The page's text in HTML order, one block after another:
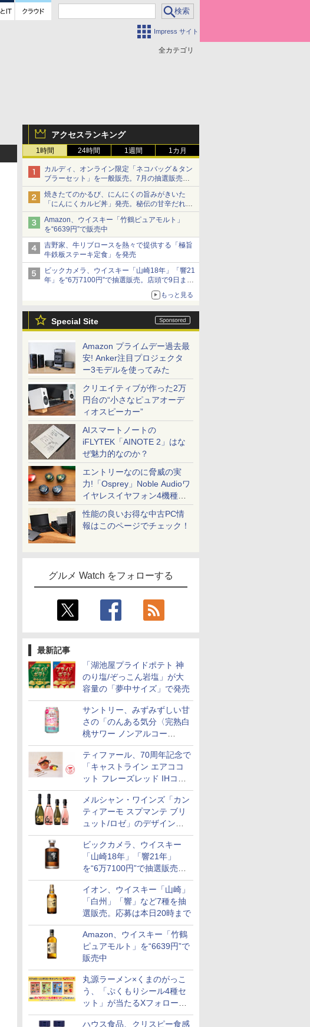
Impress サイト
全カテゴリ
アクセスランキング
1時間 24時間 1週間 1カ月
カルディ、オンライン限定「ネコバッグ＆タン
ブラーセット」を一般販売。7月の抽選販売の
当選無効分
焼きたてのかるび、にんにくの旨みがきいた
「にんにくカルビ丼」発売。秘伝の甘辛だれを
絡めた「豚カルビ丼」も復活
Amazon、ウイスキー「竹鶴ピュアモルト」
を“6639円”で販売中
吉野家、牛リブロースを熱々で提供する「極旨
牛鉄板ステーキ定食」を発売
ビックカメラ、ウイスキー「山崎18年」「響21
年」を“6万7100円”で抽選販売。店頭で9日まで
もっと見る
Special Site
Amazon プライムデー過去最
安! Anker注目プロジェクタ
ー3モデルを使ってみた
クリエイティブが作った2万
円台の“小さなピュアオーデ
ィオスピーカー”
AIスマートノートの
iFLYTEK「AINOTE 2」はな
ぜ魅力的なのか？
エントリーなのに脅威の実
力!「Osprey」Noble Audioワ
イヤレスイヤフォン4機種を
一気に聴く
性能の良いお得な中古PC情
報はこのページでチェック！
グルメ Watch をフォローする
最新記事
「湖池屋プライドポテト 神
のり塩/ぞっこん岩塩」が大
容量の「夢中サイズ」で発売
サントリー、みずみずしい甘
さの「のんある気分〈完熟白
桃サワー ノンアルコー
ル〉」限定発売
ティファール、70周年記念で
「キャストライン エアココ
ット フレーズレッド IHココ
ット鍋 24cm」数量限定発売
メルシャン・ワインズ「カン
ティアーモ スプマンテ ブリ
ュット/ロゼ」のデザインを
リニューアル。ハーフボトル
も登場
ビックカメラ、ウイスキー
「山崎18年」「響21年」
を“6万7100円”で抽選販売。
店頭で9日まで受付
イオン、ウイスキー「山崎」
「白州」「響」など7種を抽
選販売。応募は本日20時まで
Amazon、ウイスキー「竹鶴
ピュアモルト」を“6639円”で
販売中
丸源ラーメン×くまのがっこ
う、「ぷくもりシール4種セ
ット」が当たるXフォロー＆
リポストキャンペーン実施
ハウス食品、クリスピー食感